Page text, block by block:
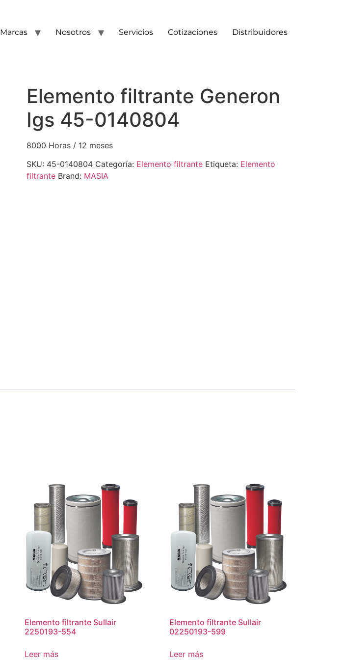
Marcas Nosotros Servicios Cotizaciones Distribuidores
Elemento filtrante Generon
Igs 45-0140804
8000 Horas / 12 meses
SKU: 45-0140804 Categoría: Elemento filtrante Etiqueta: Elemento
filtrante Brand: MASIA
Elemento filtrante Sullair
2250193-554
Leer más
Elemento filtrante Sullair
02250193-599
Leer más